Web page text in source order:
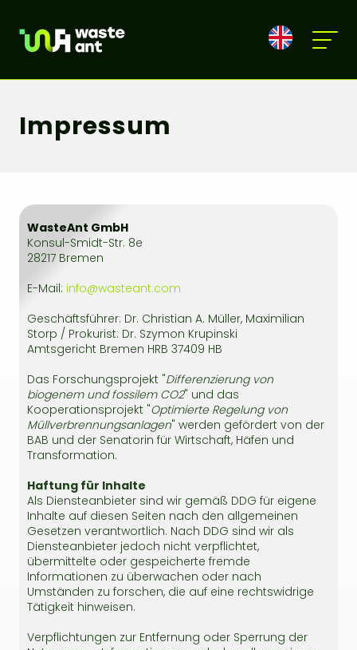
Impressum
WasteAnt GmbH
Konsul-Smidt-Str. 8e
28217 Bremen
E-Mail: info@wasteant.com
Geschäftsführer: Dr. Christian A. Müller, Maximilian
Storp / Prokurist: Dr. Szymon Krupinski
Amtsgericht Bremen HRB 37409 HB
Das Forschungsprojekt "Differenzierung von
biogenem und fossilem CO2" und das
Kooperationsprojekt "Optimierte Regelung von
Müllverbrennungsanlagen" werden gefördert von der
BAB und der Senatorin für Wirtschaft, Häfen und
Transformation.
Haftung für Inhalte
Als Diensteanbieter sind wir gemäß DDG für eigene
Inhalte auf diesen Seiten nach den allgemeinen
Gesetzen verantwortlich. Nach DDG sind wir als
Diensteanbieter jedoch nicht verpflichtet,
übermittelte oder gespeicherte fremde
Informationen zu überwachen oder nach
Umständen zu forschen, die auf eine rechtswidrige
Tätigkeit hinweisen.
Verpflichtungen zur Entfernung oder Sperrung der